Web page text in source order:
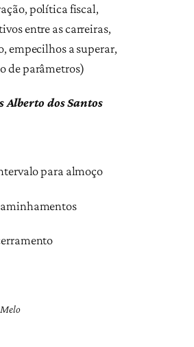
política fiscal,
entre as carreiras,
empecilhos a superar,
de parâmetros)
Alberto dos Santos
para almoço